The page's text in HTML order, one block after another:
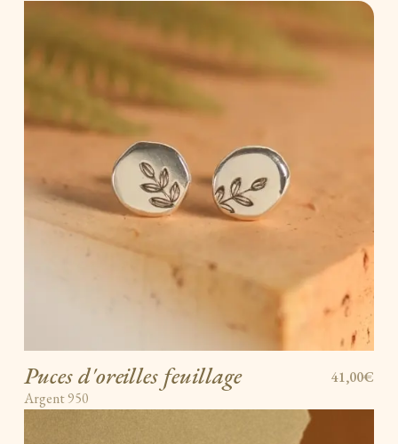
Puces d'oreilles feuillage
41,00€
Argent 950